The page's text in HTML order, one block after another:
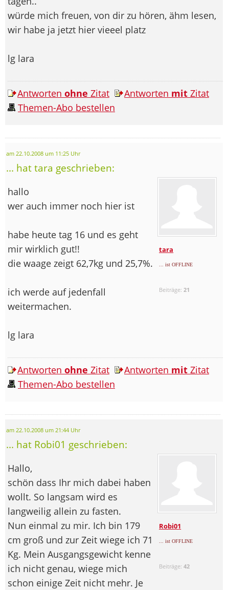
würde mich freuen, von dir zu hören, ähm lesen,
wir habe ja jetzt hier vieeel platz
lg lara
Antworten ohne Zitat Antworten mit Zitat
Themen-Abo bestellen
am 22.10.2008 um 11:25 Uhr
... hat tara geschrieben:
tara
... ist OFFLINE
Beiträge: 21
hallo
wer auch immer noch hier ist
habe heute tag 16 und es geht
mir wirklich gut!!
die waage zeigt 62,7kg und 25,7%.
ich werde auf jedenfall
weitermachen.
lg lara
Antworten ohne Zitat Antworten mit Zitat
Themen-Abo bestellen
am 22.10.2008 um 21:44 Uhr
... hat Robi01 geschrieben:
Robi01
... ist OFFLINE
Beiträge:42
Hallo,
schön dass Ihr mich dabei haben
wollt. So langsam wird es
langweilig allein zu fasten.
Nun einmal zu mir. Ich bin 179
cm groß und zur Zeit wiege ich 71
Kg. Mein Ausgangsgewicht kenne
ich nicht genau, wiege mich
schon einige Zeit nicht mehr. Je